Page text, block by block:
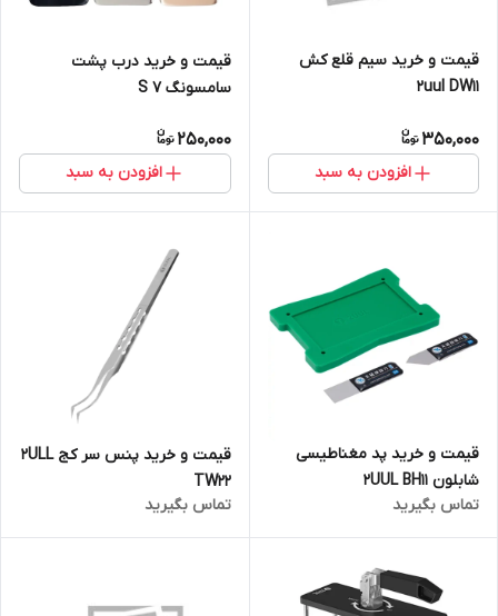
قیمت و خرید سیم قلع کش
2uul DW11
350,000
افزودن به سبد
قیمت و خرید درب پشت
سامسونگ S 7
250,000
افزودن به سبد
قیمت و خرید پد مغناطیسی
شابلون 2UUL BH11
تماس بگیرید
قیمت و خرید پنس سر کج 2ULL
TW22
تماس بگیرید